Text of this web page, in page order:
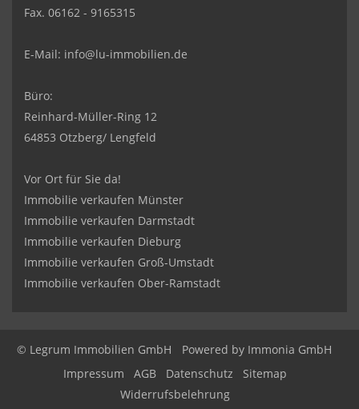
Fax. 06162 - 9165315
E-Mail: info@lu-immobilien.de
Büro:
Reinhard-Müller-Ring 12
64853 Otzberg/ Lengfeld
Vor Ort für Sie da!
Immobilie verkaufen Münster
Immobilie verkaufen Darmstadt
Immobilie verkaufen Dieburg
Immobilie verkaufen Groß-Umstadt
Immobilie verkaufen Ober-Ramstadt
© Legrum Immobilien GmbH Powered by Immonia GmbH
Impressum
AGB Datenschutz
Sitemap
Widerrufsbelehrung